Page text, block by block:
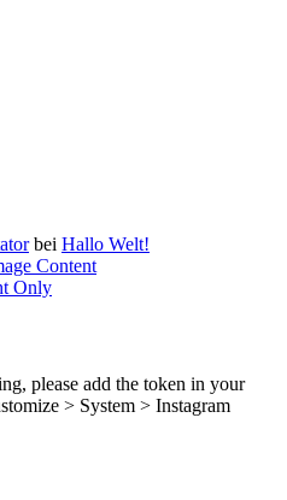
bei Hallo Welt!
Content
Only
please add the token in your
> System > Instagram